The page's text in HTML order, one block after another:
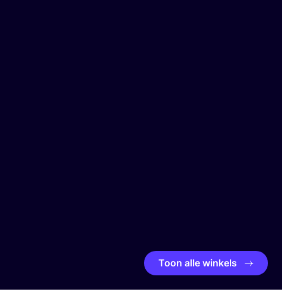
Toon alle winkels